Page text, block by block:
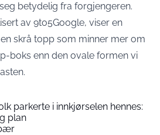
betydelig fra forgjengeren.
av 9to5Google, viser en
skrå topp som minner mer om
boks enn den ovale formen vi
parkerte i innkjørselen hennes:
plan